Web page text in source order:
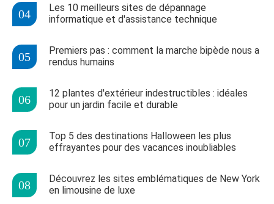
Les 10 meilleurs sites de dépannage
informatique et d'assistance technique
Premiers pas : comment la marche bipède nous a
rendus humains
12 plantes d'extérieur indestructibles : idéales
pour un jardin facile et durable
Top 5 des destinations Halloween les plus
effrayantes pour des vacances inoubliables
Découvrez les sites emblématiques de New York
en limousine de luxe